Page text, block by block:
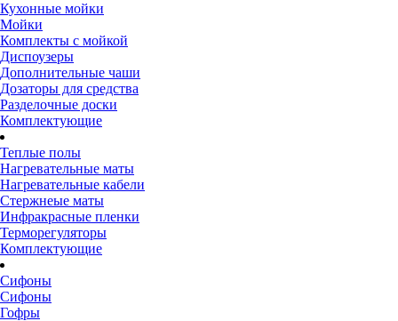
Кухонные мойки
Мойки
Комплекты с мойкой
Диспоузеры
Дополнительные чаши
Дозаторы для средства
Разделочные доски
Комплектующие
Теплые полы
Нагревательные маты
Нагревательные кабели
Стержнеые маты
Инфракрасные пленки
Терморегуляторы
Комплектующие
Сифоны
Сифоны
Гофры